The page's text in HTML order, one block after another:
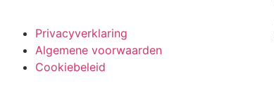
Privacyverklaring
Algemene voorwaarden
Cookiebeleid